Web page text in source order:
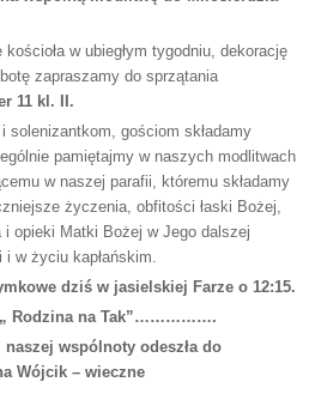
w ubiegłym tygodniu, dekorację
zapraszamy do sprzątania
11 kl. II.
solenizantkom, gościom składamy
pamiętajmy w naszych modlitwach
w naszej parafii, któremu składamy
życzenia, obfitości łaski Bożej,
i opieki Matki Bożej w Jego dalszej
w życiu kapłańskim.
dziś w jasielskiej Farze o 12:15.
„ Rodzina na Tak”…………….
wspólnoty odeszła do
Wójcik – wieczne